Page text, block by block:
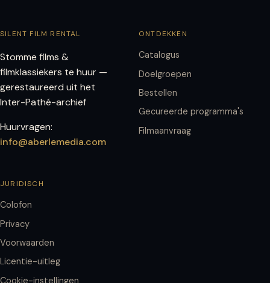
SILENT FILM RENTAL
Stomme films &
filmklassiekers te huur —
gerestaureerd uit het
Inter-Pathé-archief
Huurvragen:
info@aberlemedia.com
ONTDEKKEN
Catalogus
Doelgroepen
Bestellen
Gecureerde programma's
Filmaanvraag
JURIDISCH
Colofon
Privacy
Voorwaarden
Licentie-uitleg
Cookie-instellingen